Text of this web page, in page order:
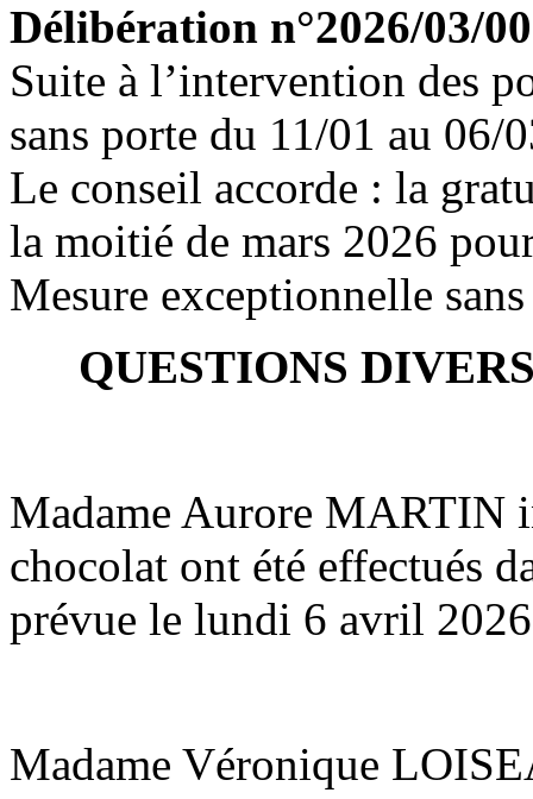
Délibération n°2026/03/
Suite à l’intervention des
sans porte du 11/01 au 06/
Le conseil accorde : la
la moitié de mars 2026
Mesure exceptionnelle
QUESTIONS
Madame Aurore MARTIN
chocolat ont été effectués
prévue le lundi 6 avril
Madame Véronique